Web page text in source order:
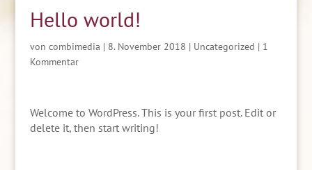
Hello world!
von combimedia | 8. November 2018 | Uncategorized | 1
Kommentar
Welcome to WordPress. This is your first post. Edit or
delete it, then start writing!